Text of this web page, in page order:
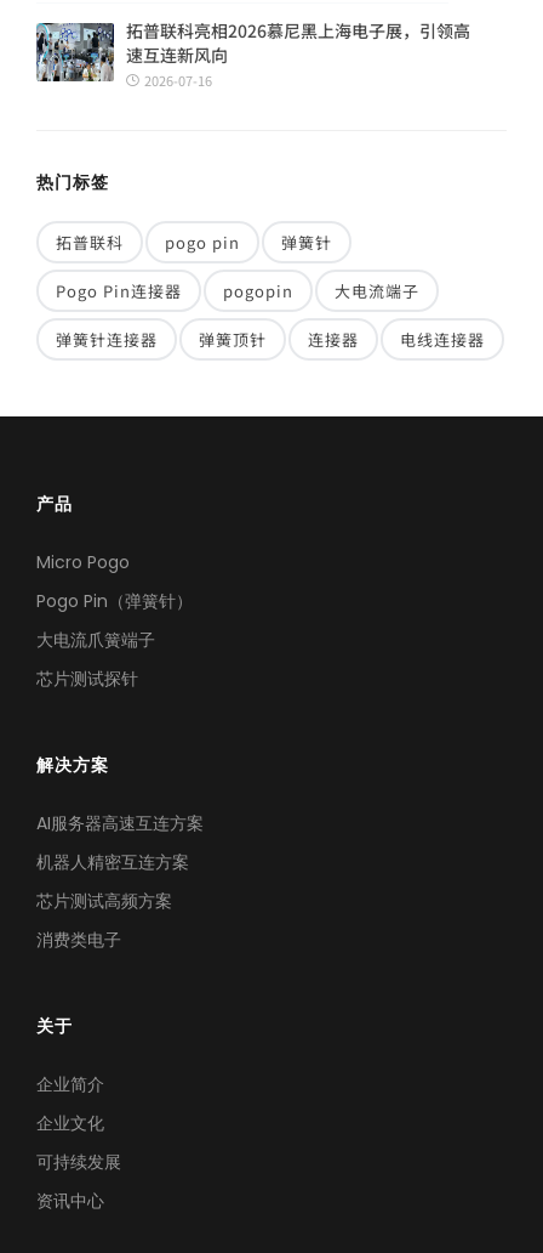
拓普联科亮相2026慕尼黑上海电子展，引领高
速互连新风向
2026-07-16
热门标签
拓普联科 pogo pin 弹簧针
Pogo Pin连接器 pogopin 大电流端子
弹簧针连接器 弹簧顶针 连接器 电线连接器
产品
Micro Pogo
Pogo Pin（弹簧针）
大电流爪簧端子
芯片测试探针
解决方案
AI服务器高速互连方案
机器人精密互连方案
芯片测试高频方案
消费类电子
关于
企业简介
企业文化
可持续发展
资讯中心